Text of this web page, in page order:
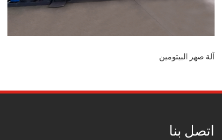
آلة صهر البيتومين
اتصل بنا